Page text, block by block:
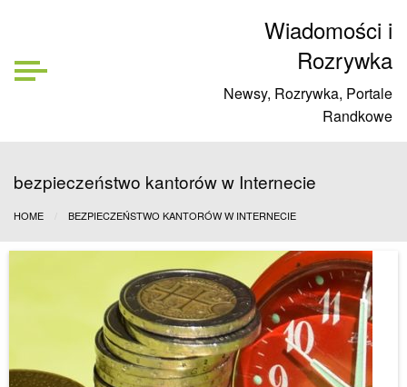
Wiadomości i
Rozrywka
Newsy, Rozrywka, Portale
Randkowe
bezpieczeństwo kantorów w Internecie
HOME BEZPIECZEŃSTWO KANTORÓW W INTERNECIE